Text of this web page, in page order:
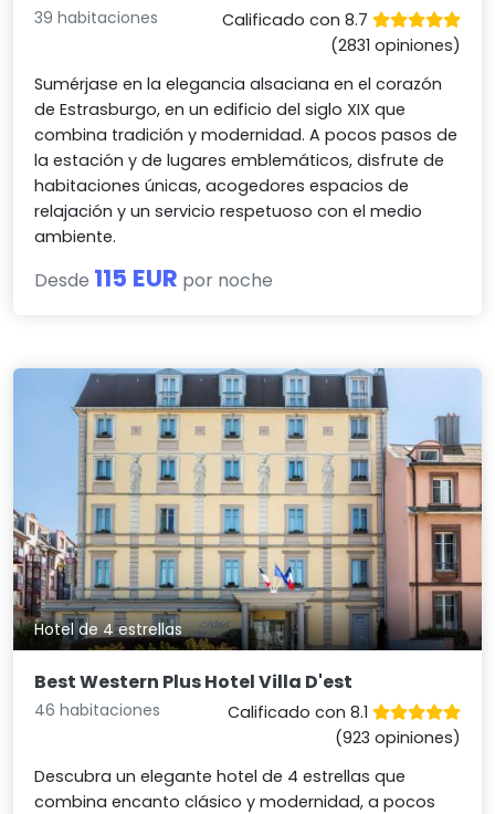
39 habitaciones
Calificado con 8.7
(2831 opiniones)
Sumérjase en la elegancia alsaciana en el corazón
de Estrasburgo, en un edificio del siglo XIX que
combina tradición y modernidad. A pocos pasos de
la estación y de lugares emblemáticos, disfrute de
habitaciones únicas, acogedores espacios de
relajación y un servicio respetuoso con el medio
ambiente.
Desde 115 EUR por noche
Hotel de 4 estrellas
Best Western Plus Hotel Villa D'est
46 habitaciones
Calificado con 8.1
(923 opiniones)
Descubra un elegante hotel de 4 estrellas que
combina encanto clásico y modernidad, a pocos